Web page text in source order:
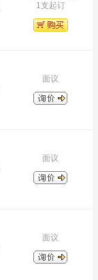
1支起订
面议
面议
面议